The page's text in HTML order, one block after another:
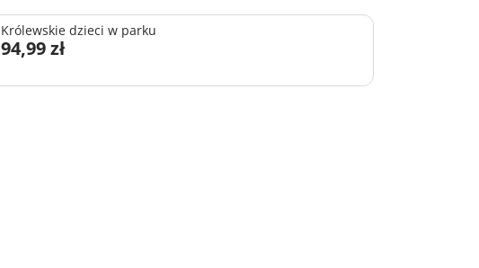
Królewskie dzieci w parku
94,99 zł